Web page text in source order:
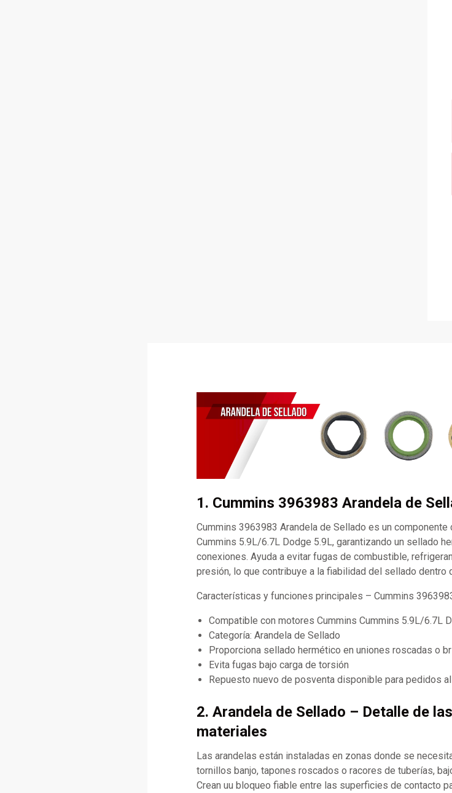
1. Cummins 3963983 Arandela de
Cummins 3963983 Arandela de Sellado es un
Cummins 5.9L/6.7L Dodge 5.9L, garantizando un sellado
conexiones. Ayuda a evitar fugas de combustible,
presión, lo que contribuye a la fiabilidad del sellado dentro
Características y funciones principales – Cummins
Compatible con motores Cummins Cummins 5.9L/6.7L
Categoría: Arandela de Sellado
Proporciona sellado hermético en uniones roscadas o
Evita fugas bajo carga de torsión
Repuesto nuevo de posventa disponible para pedidos
2. Arandela de Sellado – Detalle de
materiales
Las arandelas están instaladas en zonas donde se
tornillos banjo, tapones roscados o racores de tuberías,
Crean uu bloqueo fiable entre las superficies de contacto